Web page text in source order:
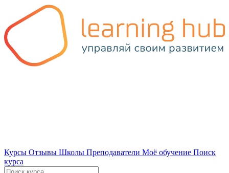
Курсы Отзывы Школы Преподаватели Моё обучение Поиск
курса